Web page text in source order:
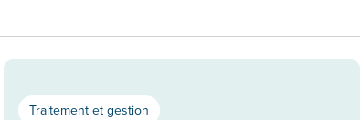
Traitement et gestion